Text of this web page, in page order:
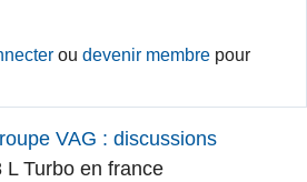
oudevenir membre pour
VAG : discussions
L Turbo en france